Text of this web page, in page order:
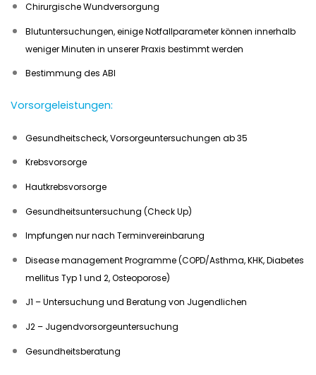
Chirurgische Wundversorgung
Blutuntersuchungen, einige Notfallparameter können innerhalb
weniger Minuten in unserer Praxis bestimmt werden
Bestimmung des ABI
Vorsorgeleistungen:
Gesundheitscheck, Vorsorgeuntersuchungen ab 35
Krebsvorsorge
Hautkrebsvorsorge
Gesundheitsuntersuchung (Check Up)
Impfungen nur nach Terminvereinbarung
Disease management Programme (COPD/Asthma, KHK, Diabetes
mellitus Typ 1 und 2, Osteoporose)
J1 – Untersuchung und Beratung von Jugendlichen
J2 – Jugendvorsorgeuntersuchung
Gesundheitsberatung